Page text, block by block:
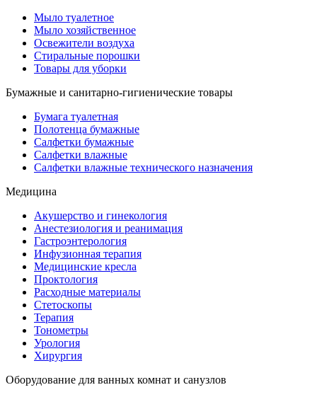
Мыло туалетное
Мыло хозяйственное
Освежители воздуха
Стиральные порошки
Товары для уборки
Бумажные и санитарно-гигиенические товары
Бумага туалетная
Полотенца бумажные
Салфетки бумажные
Салфетки влажные
Салфетки влажные технического назначения
Медицина
Акушерство и гинекология
Анестезиология и реанимация
Гастроэнтерология
Инфузионная терапия
Медицинские кресла
Проктология
Расходные материалы
Стетоскопы
Терапия
Тонометры
Урология
Хирургия
Оборудование для ванных комнат и санузлов